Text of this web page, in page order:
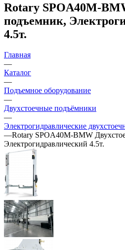
Rotary SPOA40M-
подъемник,
4.5т.
Главная
—
Каталог
—
Подъемное оборудование
—
Двухстоечные подъёмники
—
Электрогидравлические
—Rotary SPOA40M-BMW
Электрогидравлический 4.5т.